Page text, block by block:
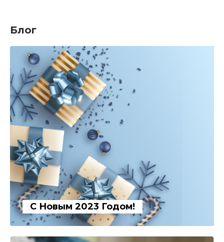
Блог
С Новым 2023 Годом!